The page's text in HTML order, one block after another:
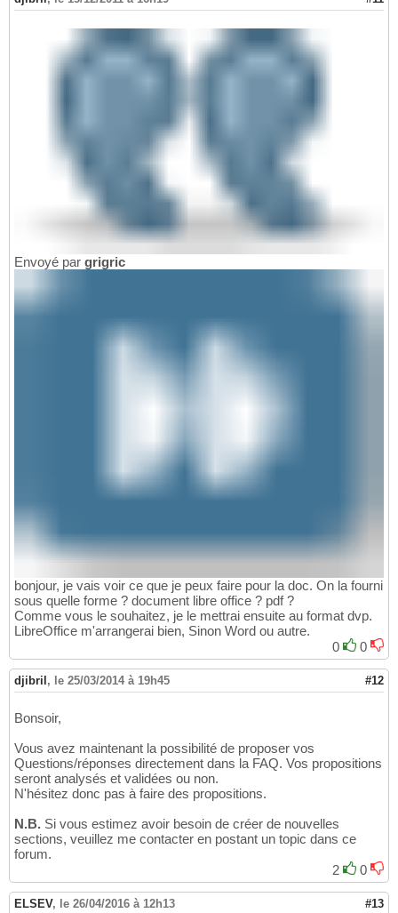
Envoyé par grigric
bonjour, je vais voir ce que je peux faire pour la doc. On la fourni
sous quelle forme ? document libre office ? pdf ?
Comme vous le souhaitez, je le mettrai ensuite au format dvp.
LibreOffice m'arrangerai bien, Sinon Word ou autre.
0
0
djibril , le 25/03/2014 à 19h45 #12
Bonsoir,
Vous avez maintenant la possibilité de proposer vos
Questions/réponses directement dans la FAQ. Vos propositions
seront analysés et validées ou non.
N'hésitez donc pas à faire des propositions.
N.B. Si vous estimez avoir besoin de créer de nouvelles
sections, veuillez me contacter en postant un topic dans ce
forum.
2
0
ELSEV, le 26/04/2016 à 12h13 #13